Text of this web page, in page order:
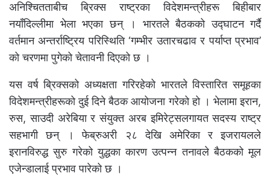
अनिश्चितताबीच ब्रिक्स राष्ट्रका विदेशमन्त्रीहरू बिहीबार
नयाँदिल्लीमा भेला भएका छन् । भारतले बैठकको उद्घाटन गर्दै
वर्तमान अन्तर्राष्ट्रिय परिस्थिति ‘गम्भीर उतारचढाव र पर्याप्त प्रभाव’
को चरणमा पुगेको चेतावनी दिएको छ ।
यस वर्ष ब्रिक्सको अध्यक्षता गरिरहेको भारतले विस्तारित समूहका
विदेशमन्त्रीहरूको दुई दिने बैठक आयोजना गरेको हो । भेलामा इरान,
रुस, साउदी अरेबिया र संयुक्त अरब इमिरेट्सलगायत सदस्य राष्ट्र
सहभागी छन् । फेब्रुअरी २८ देखि अमेरिका र इजरायलले
इरानविरुद्ध सुरु गरेको युद्धका कारण उत्पन्न तनावले बैठकको मूल
एजेन्डालाई प्रभाव पारेको छ ।